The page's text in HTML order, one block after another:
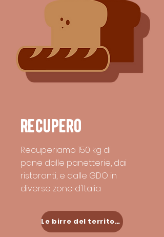
recupero
Recuperiamo 150 kg di
pane dalle panetterie, dai
ristoranti, e dalle GDO in
diverse zone d'Italia
Le birre del territorio